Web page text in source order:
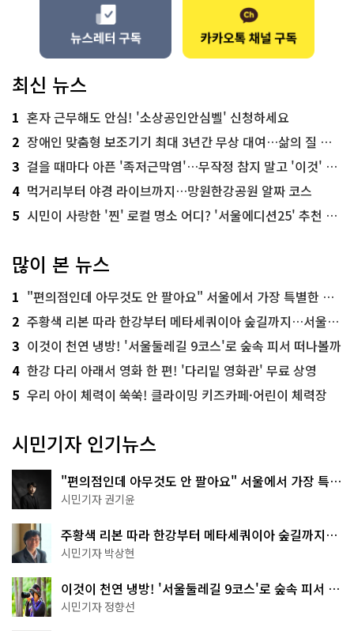
최신 뉴스
1 혼자 근무해도 안심! '소상공인안심벨' 신청하세요
2 장애인 맞춤형 보조기기 최대 3년간 무상 대여…삶의 질 높인다
3 걸을 때마다 아픈 '족저근막염'…무작정 참지 말고 '이것' 해보세요!
4 먹거리부터 야경 라이브까지…망원한강공원 알짜 코스
5 시민이 사랑한 '찐' 로컬 명소 어디? '서울에디션25' 추천 코스
많이 본 뉴스
1 "편의점인데 아무것도 안 팔아요" 서울에서 가장 특별한 편의점의 정체
2 주황색 리본 따라 한강부터 메타세쿼이아 숲길까지…서울둘레길 15코스
3 이것이 천연 냉방! '서울둘레길 9코스'로 숲속 피서 떠나볼까
4 한강 다리 아래서 영화 한 편! '다리밑 영화관' 무료 상영
5 우리 아이 체력이 쑥쑥! 클라이밍 키즈카페·어린이 체력장
시민기자 인기뉴스
"편의점인데 아무것도 안 팔아요" 서울에서 가장 특별
한 편의점의 정체
시민기자 권기윤
주황색 리본 따라 한강부터 메타세쿼이아 숲길까지…
서울둘레길 15코스
시민기자 박상현
이것이 천연 냉방! '서울둘레길 9코스'로 숲속 피서 떠
나볼까
시민기자 정향선